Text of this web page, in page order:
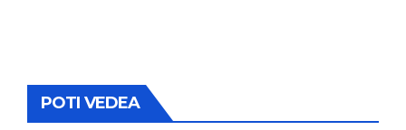
POTI VEDEA